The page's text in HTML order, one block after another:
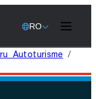
RO
Autoturisme /